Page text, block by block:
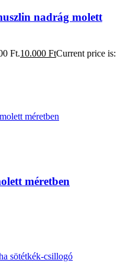
nadrág molett
Ft.10.000 FtCurrent price is:
méretben